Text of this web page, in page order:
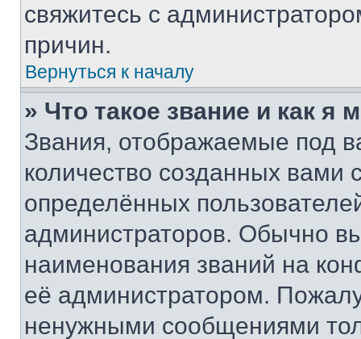
свяжитесь с
причин.
Вернуться к началу
» Что такое звание и как я
Звания, отображаемые под
количество созданных
определённых
администраторов. Обычно
наименования званий на
её администратором.
ненужными сообщениями